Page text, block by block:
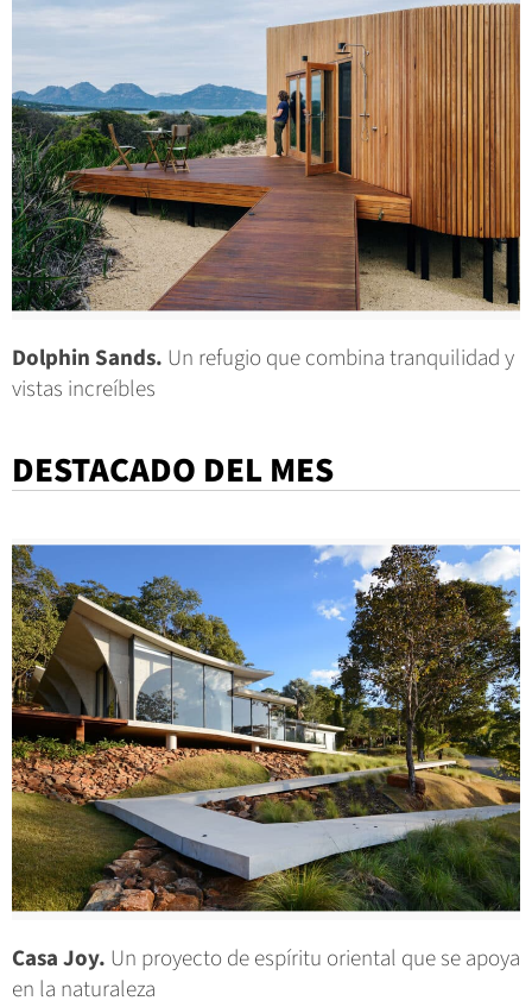
Dolphin Sands. Un refugio que combina tranquilidad y
vistas increíbles
DESTACADO DEL MES
Casa Joy. Un proyecto de espíritu oriental que se apoya
en la naturaleza